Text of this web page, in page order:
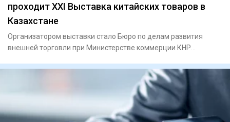
проходит XXI Выставка китайских товаров в
Казахстане
Организатором выставки стало Бюро по делам развития
внешней торговли при Министерстве коммерции КНР